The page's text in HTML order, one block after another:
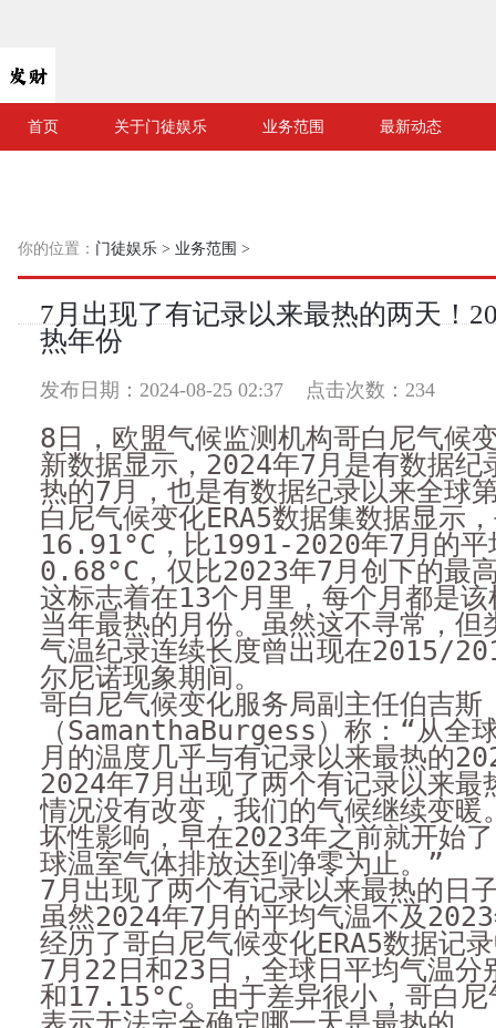
首页 关于门徒娱乐 业务范围 最新动态
你的位置： 门徒娱乐 > 业务范围 >
7月出现了有记录以来最热的两天！
热年份
发布日期：2024-08-25 02:37 点击次数：234
8日，欧盟气候监测机构哥白尼气候
新数据显示，2024年7月是有数据纪
热的7月，也是有数据纪录以来全球
白尼气候变化ERA5数据集数据显示
16.91°C，比1991-2020年7月的平
0.68°C，仅比2023年7月创下的最
这标志着在13个月里，每个月都是
当年最热的月份。虽然这不寻常，但
气温纪录连续长度曾出现在2015/
尔尼诺现象期间。
哥白尼气候变化服务局副主任伯吉斯
（SamanthaBurgess）称：“从全
月的温度几乎与有记录以来最热的
2024年7月出现了两个有记录以来最
情况没有改变，我们的气候继续变暖
坏性影响，早在2023年之前就开始
球温室气体排放达到净零为止。”
7月出现了两个有记录以来最热的日
虽然2024年7月的平均气温不及
经历了哥白尼气候变化ERA5数据记
7月22日和23日，全球日平均气温
和17.15°C。由于差异很小，哥白尼